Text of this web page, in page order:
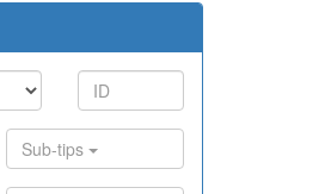
Sub-tips